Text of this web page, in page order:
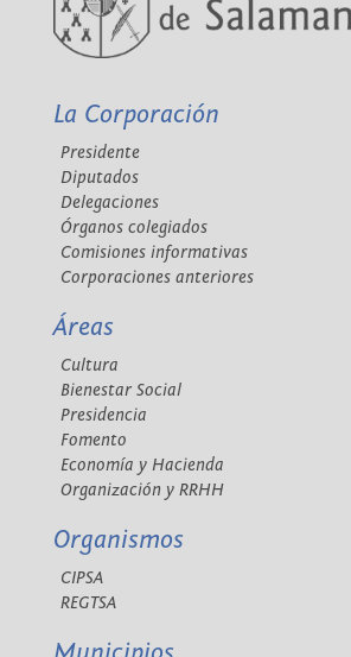
La Corporación
Presidente
Diputados
Delegaciones
Órganos colegiados
Comisiones informativas
Corporaciones anteriores
Áreas
Cultura
Bienestar Social
Presidencia
Fomento
Economía y Hacienda
Organización y RRHH
Organismos
CIPSA
REGTSA